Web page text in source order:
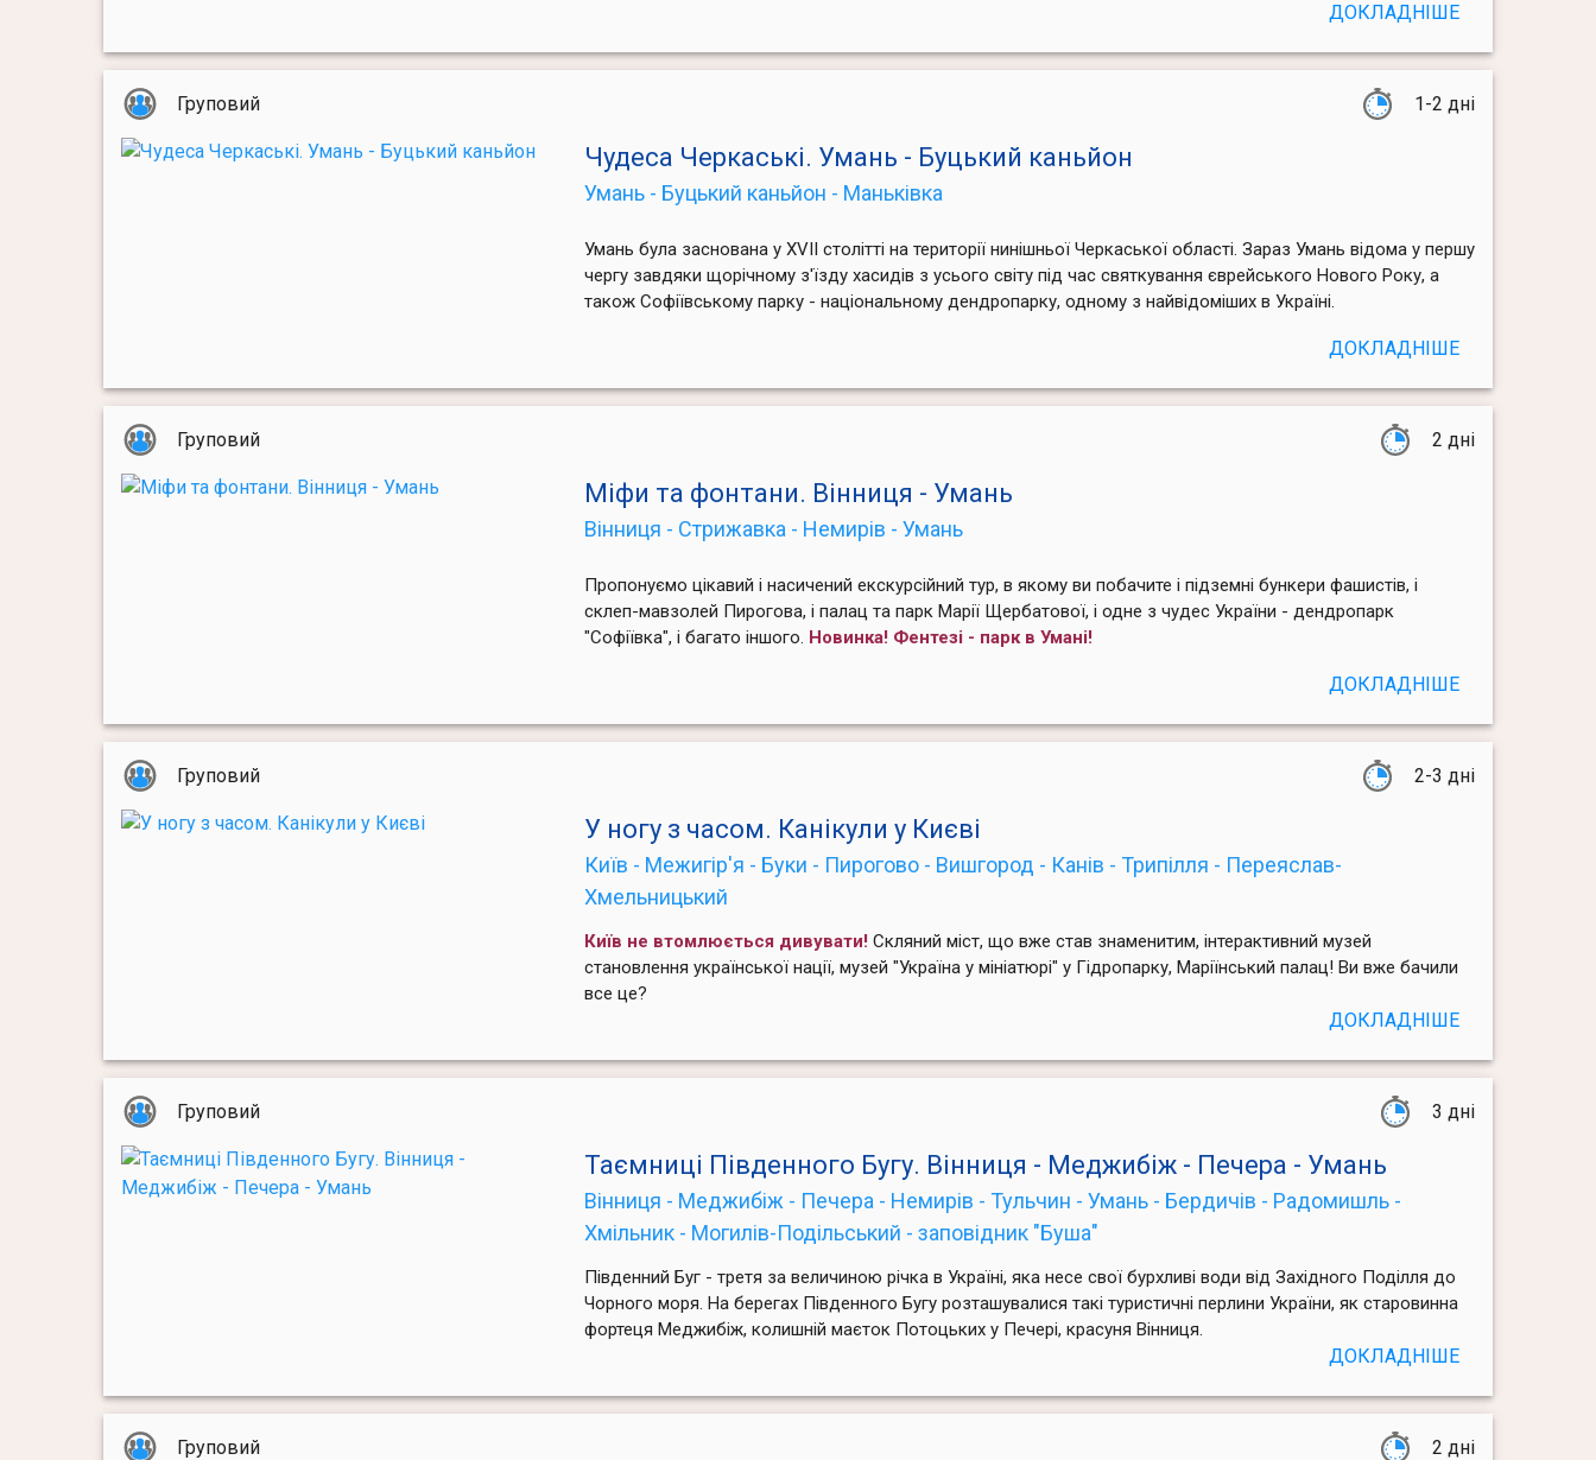
ДОКЛАДНІШЕ
Груповий 1-2 дні
Чудеса Черкаські. Умань - Буцький каньйон
Умань - Буцький каньйон - Маньківка
Умань була заснована у XVII столітті на території нинішньої Черкаської області. Зараз Умань відома у першу
чергу завдяки щорічному з'їзду хасидів з усього світу під час святкування єврейського Нового Року, а
також Софіївському парку - національному дендропарку, одному з найвідоміших в Україні.
ДОКЛАДНІШЕ
Груповий 2 дні
Міфи та фонтани. Вінниця - Умань
Вінниця - Стрижавка - Немирів - Умань
Пропонуємо цікавий і насичений екскурсійний тур, в якому ви побачите і підземні бункери фашистів, і
склеп-мавзолей Пирогова, і палац та парк Марії Щербатової, і одне з чудес України - дендропарк
"Софіївка", і багато іншого. Новинка! Фентезі - парк в Умані!
ДОКЛАДНІШЕ
Груповий 2-3 дні
У ногу з часом. Канікули у Києві
Київ - Межигір'я - Буки - Пирогово - Вишгород - Канів - Трипілля - Переяслав-
Хмельницький
Київ не втомлюється дивувати! Скляний міст, що вже став знаменитим, інтерактивний музей
становлення української нації, музей "Україна у мініатюрі" у Гідропарку, Маріїнський палац! Ви вже бачили
все це?
ДОКЛАДНІШЕ
Груповий 3 дні
Таємниці Південного Бугу. Вінниця - Меджибіж - Печера - Умань
Вінниця - Меджибіж - Печера - Немирів - Тульчин - Умань - Бердичів - Радомишль -
Хмільник - Могилів-Подільський - заповідник "Буша"
Південний Буг - третя за величиною річка в Україні, яка несе свої бурхливі води від Західного Поділля до
Чорного моря. На берегах Південного Бугу розташувалися такі туристичні перлини України, як старовинна
фортеця Меджибіж, колишній маєток Потоцьких у Печері, красуня Вінниця.
ДОКЛАДНІШЕ
Груповий 2 дні